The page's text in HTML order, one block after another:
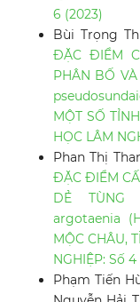
6 (2023)
Bùi Trọng
ĐẶC ĐIỂM
PHÂN BỐ
MỘT SỐ
HỌC LÂM
Phan Thị
ĐẶC ĐIỂM
DẺ TÙNG
argotaenia
MỘC CHÂU,
NGHIỆP: Số 4
Phạm Tiến